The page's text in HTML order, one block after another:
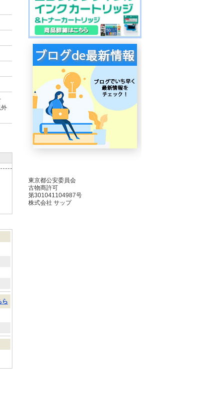
ら
東京都公安委員会
古物商許可
第301041104987号
株式会社 サップ